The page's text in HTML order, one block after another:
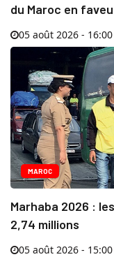
du Maroc en
05 août 2026 - 16:00
MAROC
Marhaba 2026 :
2,74 millions
05 août 2026 - 15:00